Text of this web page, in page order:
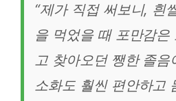
“제가 직접 써보니, 흰
을 먹었을 때 포만감
고 찾아오던 쨍한 졸음
소화도 훨씬 편안하고